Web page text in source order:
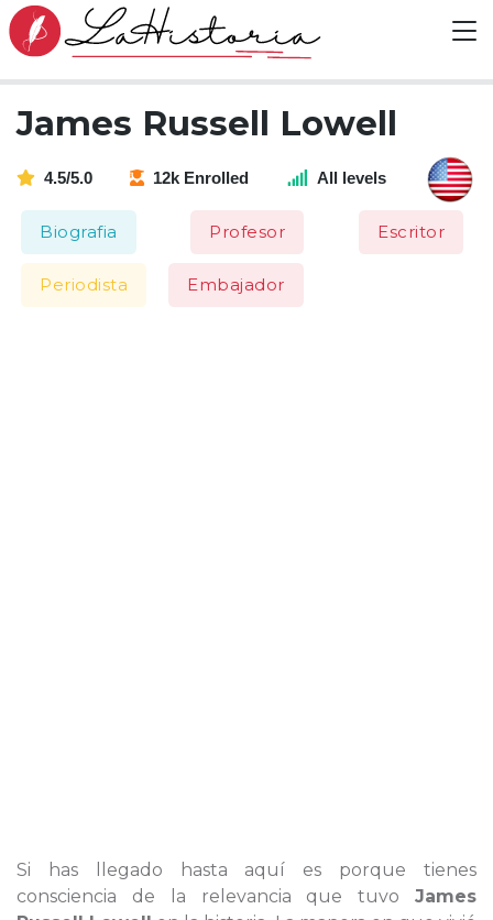
James Russell Lowell
4.5/5.0 12k Enrolled All levels
Biografia Profesor Escritor
Periodista Embajador
Si has llegado hasta aquí es porque tienes
consciencia de la relevancia que tuvo James